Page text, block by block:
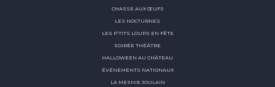
CHASSE AUX ŒUFS
LES NOCTURNES
LES P’TITS LOUPS EN FÊTE
SOIRÉE THÉÂTRE
HALLOWEEN AU CHÂTEAU
ÉVÉNEMENTS NATIONAUX
LA MESNIE JOULAIN